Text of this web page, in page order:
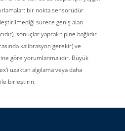
bir nokta sensörüdür
sürece geniş alan
sonuçlar yaprak tipine bağlıdır
kalibrasyon gerekir) ve
göre yorumlanmalıdır. Büyük
uzaktan algılama veya daha
birleştirin.